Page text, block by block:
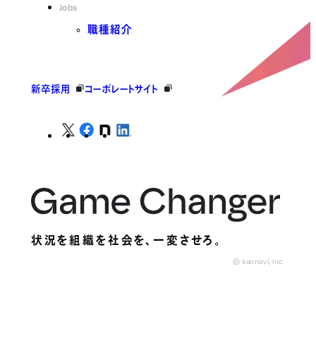
Jobs
職種紹介
新卒採用 コーポレートサイト
状況を組織を社会を、一変させろ。
© kaonavi, Inc